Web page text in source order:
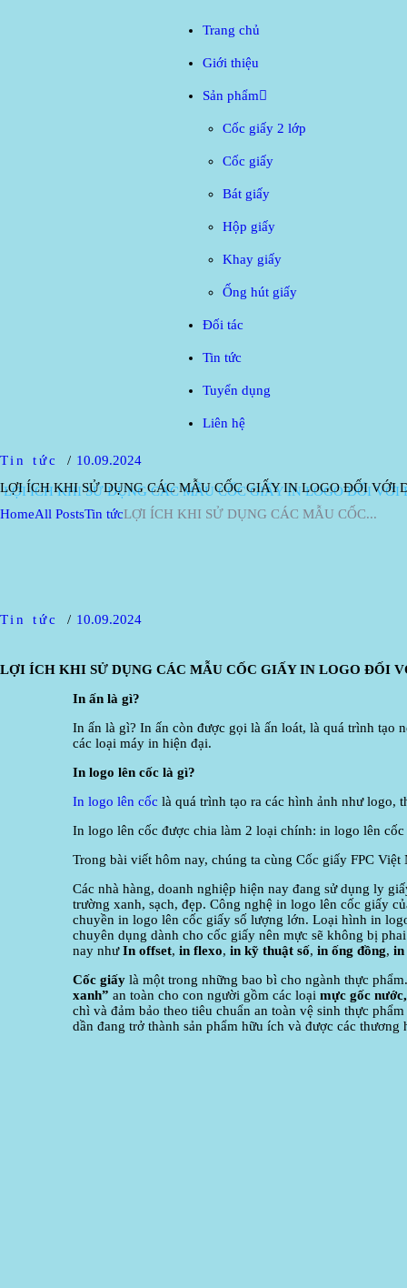
Trang chủ
Giới thiệu
Sản phẩm
Cốc giấy 2 lớp
Cốc giấy
Bát giấy
Hộp giấy
Khay giấy
Ống hút giấy
Đối tác
Tin tức
Tuyển dụng
Liên hệ
Tin tức
10.09.2024
LỢI ÍCH KHI SỬ DỤNG CÁC MẪU CỐC GIẤY IN LOGO ĐỐI VỚI
HomeAll PostsTin tứcLỢI ÍCH KHI SỬ DỤNG CÁC MẪU CỐC...
Tin tức 10.09.2024
LỢI ÍCH KHI SỬ DỤNG CÁC MẪU CỐC GIẤY IN LOGO ĐỐI
In ấn là gì?
In ấn là gì? In ấn còn được gọi là ấn loát, là quá trình tạo
các loại máy in hiện đại.
In logo lên cốc là gì?
In logo lên cốc là quá trình tạo ra các hình ảnh như logo,
In logo lên cốc được chia làm 2 loại chính: in logo lên
Trong bài viết hôm nay, chúng ta cùng Cốc giấy FPC
Các nhà hàng, doanh nghiệp hiện nay đang sử dụng ly
trường xanh, sạch, đẹp. Công nghệ in logo lên cốc giấy
chuyền in logo lên cốc giấy số lượng lớn. Loại hình in
chuyên dụng dành cho cốc giấy nên mực sẽ không bị
nay nhưIn offset, in flexo, in kỹ thuật số, in ống đồng, in
Cốc giấy là một trong những bao bì cho ngành thực
xanh” an toàn cho con người gồm các loại mực gốc
chì và đảm bảo theo tiêu chuẩn an toàn vệ sinh thực
dần đang trở thành sản phẩm hữu ích và được các